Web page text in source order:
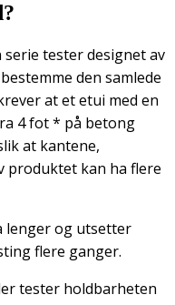
tester designet av
den samlede
at et etui med en
4 fot * på betong
at kantene,
produktet kan ha flere
lenger og utsetter
flere ganger.
tester holdbarheten